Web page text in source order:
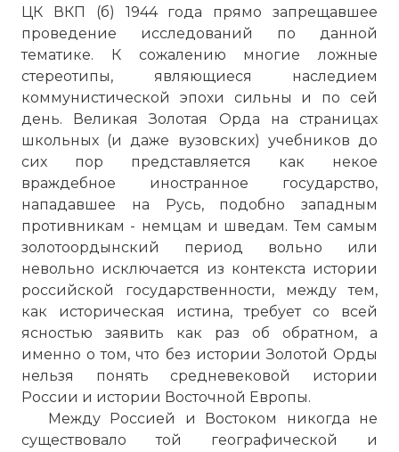
ЦК ВКП (б) 1944 года прямо запрещавшее
проведение исследований по данной
тематике. К сожалению многие ложные
стереотипы, являющиеся наследием
коммунистической эпохи сильны и по сей
день. Великая Золотая Орда на страницах
школьных (и даже вузовских) учебников до
сих пор представляется как некое
враждебное иностранное государство,
нападавшее на Русь, подобно западным
противникам - немцам и шведам. Тем самым
золотоордынский период вольно или
невольно исключается из контекста истории
российской государственности, между тем,
как историческая истина, требует со всей
ясностью заявить как раз об обратном, а
именно о том, что без истории Золотой Орды
нельзя понять средневековой истории
России и истории Восточной Европы.
Между Россией и Востоком никогда не
существовало той географической и